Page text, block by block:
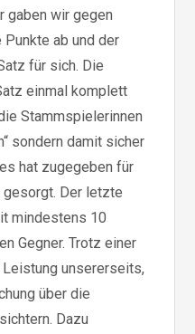
gaben wir gegen
ab und der
für sich. Die
einmal komplett
Stammspielerinnen
sondern damit sicher
hat zugegeben für
gesorgt. Der letzte
mindestens 10
Gegner. Trotz einer
unsererseits,
über die
Dazu